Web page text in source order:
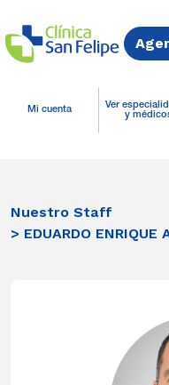
Mi cuenta
Ver
y
Nuestro Staff
> EDUARDO ENRIQUE